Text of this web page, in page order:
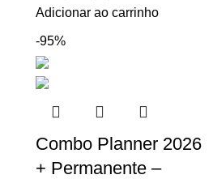
Adicionar ao carrinho
-95%
Combo Planner 2026
+ Permanente –